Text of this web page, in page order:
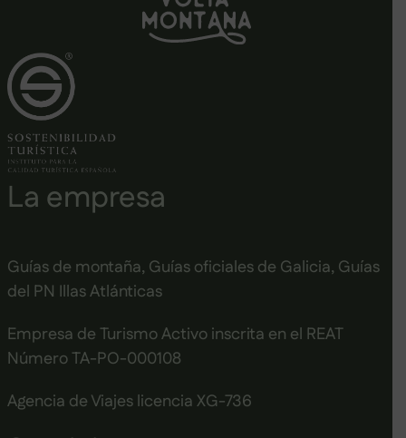
La empresa
Guías de montaña, Guías oficiales de Galicia, Guías
del PN Illas Atlánticas
Empresa de Turismo Activo inscrita en el REAT
Número TA-PO-000108
Agencia de Viajes licencia XG-736